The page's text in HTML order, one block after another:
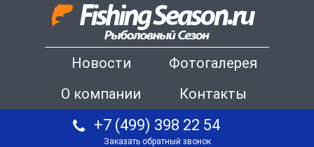
Новости
Фотогалерея
О компании
Контакты
+7 (499) 398 22 54
Заказать обратный звонок